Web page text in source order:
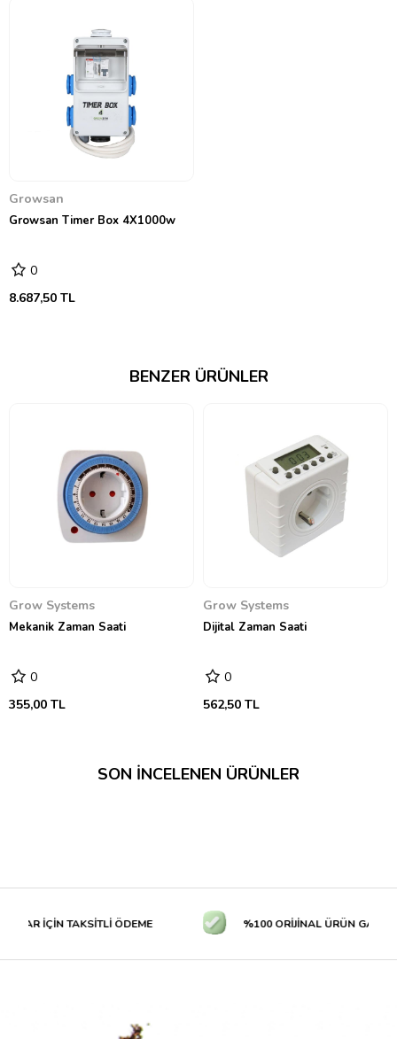
Growsan
Growsan Timer Box 4X1000w
0
8.687,50 TL
BENZER ÜRÜNLER
Grow Systems
Mekanik Zaman Saati
0
355,00 TL
Grow Systems
Dijital Zaman Saati
0
562,50 TL
SON İNCELENEN ÜRÜNLER
İÇİN TAKSİTLİ ÖDEME %100 ORİJİNAL ÜRÜN